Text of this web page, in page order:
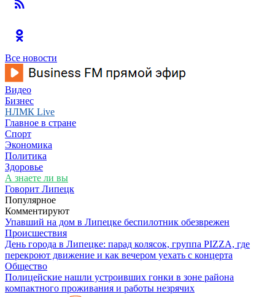
Все новости
Видео
Бизнес
НЛМК Live
Главное в стране
Спорт
Экономика
Политика
Здоровье
А знаете ли вы
Говорит Липецк
Популярное
Комментируют
Упавший на дом в Липецке беспилотник обезврежен
Происшествия
День города в Липецке: парад колясок, группа PIZZA, где
перекроют движение и как вечером уехать с концерта
Общество
Полицейские нашли устроивших гонки в зоне района
компактного проживания и работы незрячих